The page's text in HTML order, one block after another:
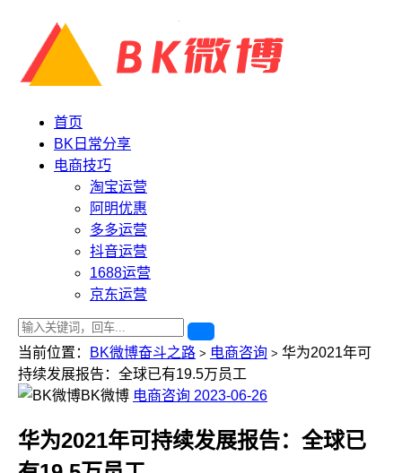
首页
BK日常分享
电商技巧
淘宝运营
阿明优惠
多多运营
抖音运营
1688运营
京东运营
当前位置： BK微博奋斗之路 > 电商咨询 > 华为2021年可
持续发展报告：全球已有19.5万员工
BK微博 电商咨询 2023-06-26
华为2021年可持续发展报告：全球已